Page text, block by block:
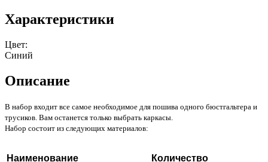
Характеристики
Цвет:
Синий
Описание
В набор входит все самое необходимое для пошива одного бюстгальтера и
трусиков. Вам останется только выбрать каркасы.
Набор состоит из следующих материалов:
Наименование Количество